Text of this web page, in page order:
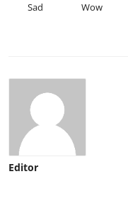
Sad Wow
Editor